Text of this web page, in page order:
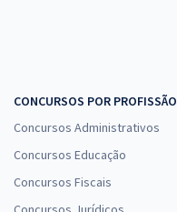
CONCURSOS POR PROFISSÃO
Concursos Administrativos
Concursos Educação
Concursos Fiscais